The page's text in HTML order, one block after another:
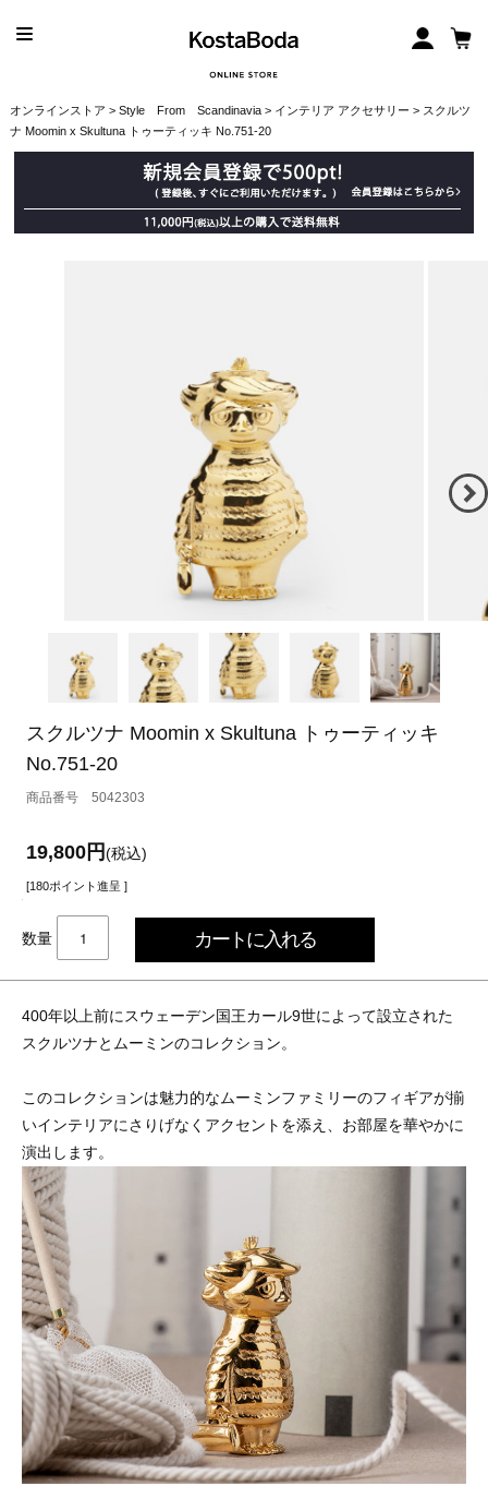
オンラインストア > Style From Scandinavia> インテリア アクセサリー > スクルツ
ナ Moomin x Skultuna トゥーティッキ No.751-20
スクルツナ Moomin x Skultuna トゥーティッキ
No.751-20
5042303
19,800円(税込)
[180ポイント進呈 ]
数量
400年以上前にスウェーデン国王カール9世によって設立された
スクルツナとムーミンのコレクション。
このコレクションは魅力的なムーミンファミリーのフィギアが揃
いインテリアにさりげなくアクセントを添え、お部屋を華やかに
演出します。